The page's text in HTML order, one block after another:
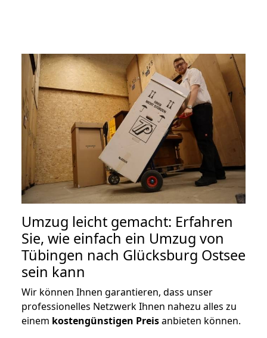
Umzug leicht gemacht: Erfahren
Sie, wie einfach ein Umzug von
Tübingen nach Glücksburg Ostsee
sein kann
Wir können Ihnen garantieren, dass unser
professionelles Netzwerk Ihnen nahezu alles zu
einem kostengünstigen Preisanbieten können.